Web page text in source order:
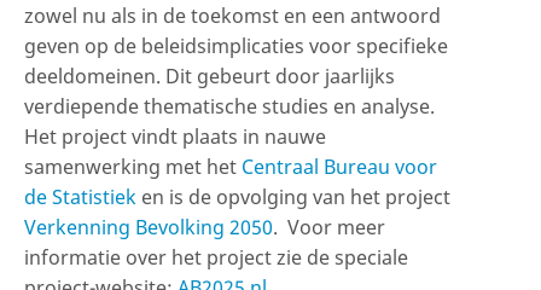
zowel nu als in de toekomst en een antwoord
geven op de beleidsimplicaties voor specifieke
deeldomeinen. Dit gebeurt door jaarlijks
verdiepende thematische studies en analyse.
Het project vindt plaats in nauwe
samenwerking met het Centraal Bureau voor
de Statistiek en is de opvolging van het project
Verkenning Bevolking 2050. Voor meer
informatie over het project zie de speciale